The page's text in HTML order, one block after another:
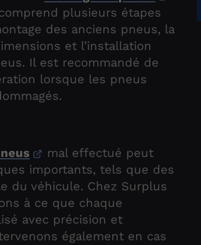
plusieurs étapes
des anciens pneus, la
et l’installation
Il est recommandé de
lorsque les pneus
mal effectué peut
importants, tels que des
du véhicule. Chez Surplus
à ce que chaque
avec précision et
également en cas